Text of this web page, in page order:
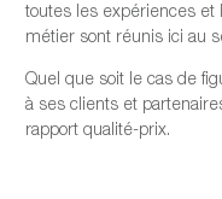
toutes les expériences et
métier sont réunis ici au
Quel que soit le cas de
à ses clients et
rapport qualité-prix.